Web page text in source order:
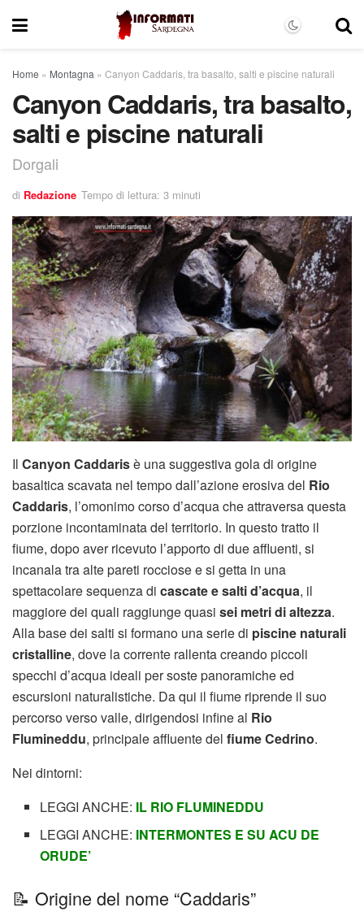
Home » Montagna » Canyon Caddaris, tra basalto, salti e piscine naturali
Canyon Caddaris, tra basalto,
salti e piscine naturali
Dorgali
di Redazione Tempo di lettura: 3 minuti
Il Canyon Caddarisè una suggestiva gola di origine
basaltica scavata nel tempo dall’azione erosiva del Rio
Caddaris, l’omonimo corso d’acqua che attraversa questa
porzione incontaminata del territorio. In questo tratto il
fiume, dopo aver ricevuto l’apporto di due affluenti, si
incanala tra alte pareti rocciose e si getta in una
spettacolare sequenza di cascate e salti d’acqua, il
maggiore dei quali raggiunge quasi sei metri di altezza.
Alla base dei salti si formano una serie di piscine naturali
cristalline, dove la corrente rallenta creando piccoli
specchi d’acqua ideali per soste panoramiche ed
escursioni naturalistiche. Da qui il fiume riprende il suo
percorso verso valle, dirigendosi infine al Rio
Flumineddu, principale affluente del fiume Cedrino.
Nei dintorni:
LEGGI ANCHE: IL RIO FLUMINEDDU
LEGGI ANCHE: INTERMONTES E SU ACU DE
ORUDE’
📝 Origine del nome “Caddaris”